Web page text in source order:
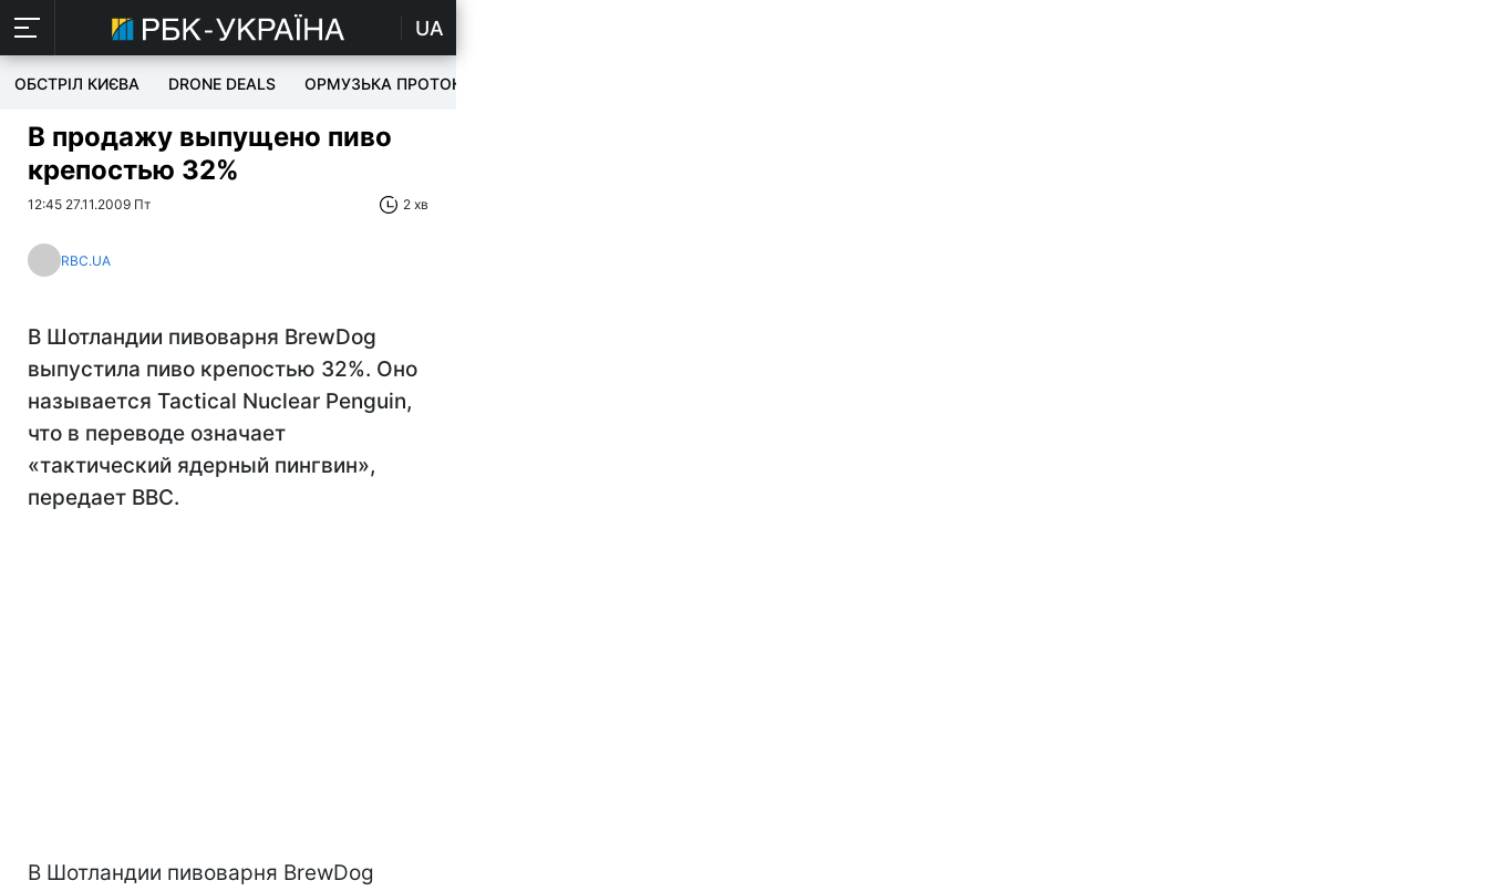
UA
ОБСТРІЛ КИЄВА DRONE DEALS ОРМУЗЬКА ПРОТОКА
В продажу выпущено пиво
крепостью 32%
12:45 27.11.2009 Пт 2 хв
RBC.UA
В Шотландии пивоварня BrewDog
выпустила пиво крепостью 32%. Оно
называется Tactical Nuclear Penguin,
что в переводе означает
«тактический ядерный пингвин»,
передает ВВС.
В Шотландии пивоварня BrewDog